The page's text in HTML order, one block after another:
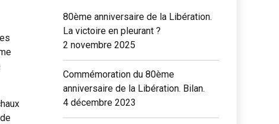
80ème anniversaire de la Libération.
La victoire en pleurant ?
2 novembre 2025
Commémoration du 80ème
anniversaire de la Libération. Bilan.
4 décembre 2023